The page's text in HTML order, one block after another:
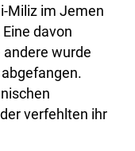
Miliz im Jemen
davon
wurde
verfehlten ihr